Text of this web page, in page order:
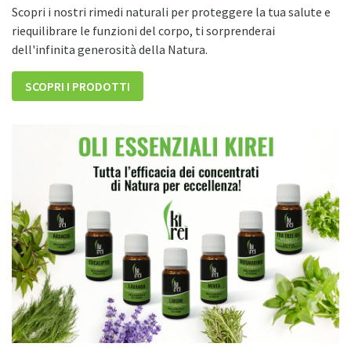
Scopri i nostri rimedi naturali per proteggere la tua salute e
riequilibrare le funzioni del corpo, ti sorprenderai
dell'infinita generosità della Natura.
SCOPRI I PRODOTTI